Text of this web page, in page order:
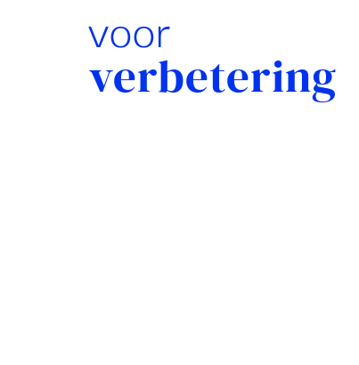
voor
verbetering